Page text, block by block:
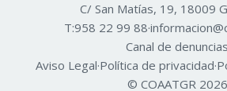
C/ San Matías, 19, 18009
T:958 22 99 88·
Canal de denuncias
Aviso Legal·Política de privacidad·
© COAATGR 2026